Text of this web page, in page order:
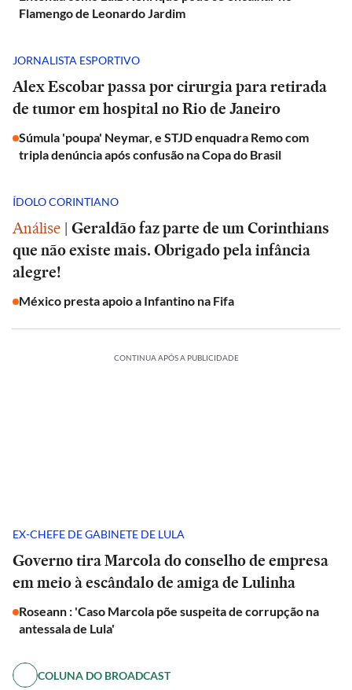
Flamengo de Leonardo Jardim
JORNALISTA ESPORTIVO
Alex Escobar passa por cirurgia para retirada
de tumor em hospital no Rio de Janeiro
Súmula 'poupa' Neymar, e STJD enquadra Remo com
tripla denúncia após confusão na Copa do Brasil
ÍDOLO CORINTIANO
Análise | Geraldão faz parte de um Corinthians
que não existe mais. Obrigado pela infância
alegre!
México presta apoio a Infantino na Fifa
CONTINUA APÓS A PUBLICIDADE
EX-CHEFE DE GABINETE DE LULA
Governo tira Marcola do conselho de empresa
em meio à escândalo de amiga de Lulinha
Roseann : 'Caso Marcola põe suspeita de corrupção na
antessala de Lula'
COLUNA DO BROADCAST